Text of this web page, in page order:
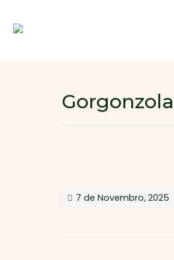
Gorgonzola
7 de Novembro, 2025